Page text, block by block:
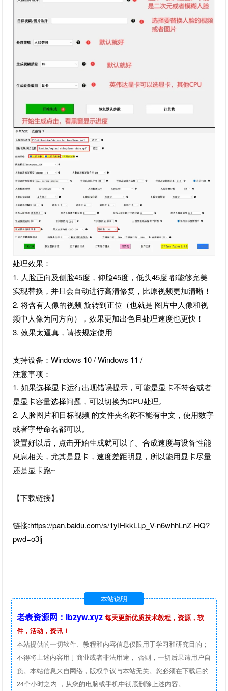
处理效果：
1. 人脸正向及侧脸45度，仰脸45度，低头45度 都能够完美
实现替换，并且会自动进行高清修复，比原视频更加清晰！
2. 将含有人像的视频 旋转到正位（也就是 图片中人像和视
频中人像为同方向），效果更加出色且处理速度也更快！
3. 效果太逼真，请按规定使用
支持设备：Windows 10 / Windows 11 /
注意事项：
1. 如果选择显卡运行出现错误提示，可能是显卡不符合或者
是显卡容量选择问题，可以切换为CPU处理。
2. 人脸图片和目标视频 的文件夹名称不能有中文，使用数字
或者字母命名都可以。
设置好以后，点击开始生成就可以了。合成速度与设备性能
息息相关，尤其是显卡，速度差距明显，所以能用显卡尽量
还是显卡跑~
【下载链接】
链接:https://pan.baidu.com/s/1yIHkkLLp_V-n6whhLnZ-HQ?
pwd=o3lj
本站说明
老表资源网：lbzyw.xyz 每天更新优质技术教程，资源，软
件，活动，资讯！
本站提供的一切软件、教程和内容信息仅限用于学习和研究目的；
不得将上述内容用于商业或者非法用途， 否则，一切后果请用户自
负。本站信息来自网络，版权争议与本站无关。您必须在下载后的
24个小时之内 ，从您的电脑或手机中彻底删除上述内容。